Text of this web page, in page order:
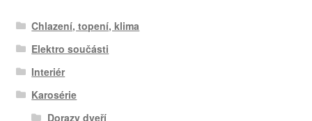
Chlazení, topení, klima
Elektro součásti
Interiér
Karosérie
Dorazy dveří